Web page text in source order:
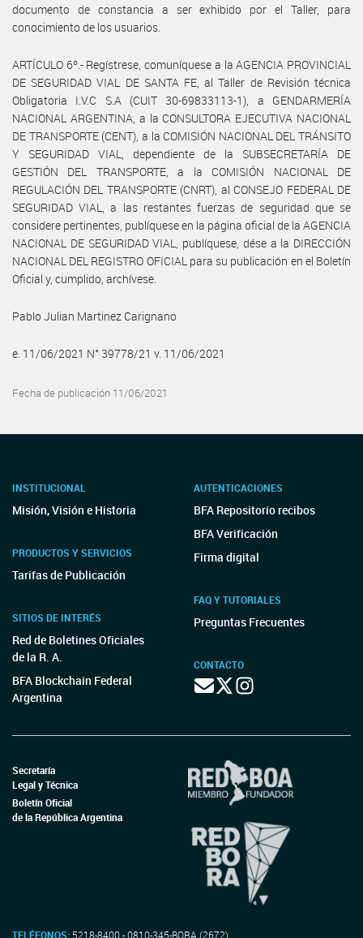
documento de constancia a ser exhibido por el Taller, para
conocimiento de los usuarios.
ARTÍCULO 6º.- Regístrese, comuníquese a la AGENCIA PROVINCIAL
DE SEGURIDAD VIAL DE SANTA FE, al Taller de Revisión técnica
Obligatoria I.V.C S.A (CUIT 30-69833113-1), a GENDARMERÍA
NACIONAL ARGENTINA, a la CONSULTORA EJECUTIVA NACIONAL
DE TRANSPORTE (CENT), a la COMISIÓN NACIONAL DEL TRÁNSITO
Y SEGURIDAD VIAL, dependiente de la SUBSECRETARÍA DE
GESTIÓN DEL TRANSPORTE, a la COMISIÓN NACIONAL DE
REGULACIÓN DEL TRANSPORTE (CNRT), al CONSEJO FEDERAL DE
SEGURIDAD VIAL, a las restantes fuerzas de seguridad que se
considere pertinentes, publíquese en la página oficial de la AGENCIA
NACIONAL DE SEGURIDAD VIAL, publíquese, dése a la DIRECCIÓN
NACIONAL DEL REGISTRO OFICIAL para su publicación en el Boletín
Oficial y, cumplido, archívese.
Pablo Julian Martinez Carignano
e. 11/06/2021 N° 39778/21 v. 11/06/2021
Fecha de publicación 11/06/2021
INSTITUCIONAL
Misión, Visión e Historia
PRODUCTOS Y SERVICIOS
Tarifas de Publicación
SITIOS DE INTERÉS
Red de Boletines Oficiales
de la R. A.
BFA Blockchain Federal
Argentina
AUTENTICACIONES
BFA Repositorio recibos
BFA Verificación
Firma digital
FAQ Y TUTORIALES
Preguntas Frecuentes
CONTACTO
Secretaría
Legal y Técnica
Boletín Oficial
de la República Argentina
TELÉFONOS: 5218-8400 - 0810-345-BORA (2672)